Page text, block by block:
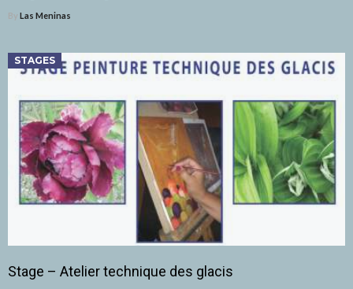
By Las Meninas
STAGES
Stage – Atelier technique des glacis